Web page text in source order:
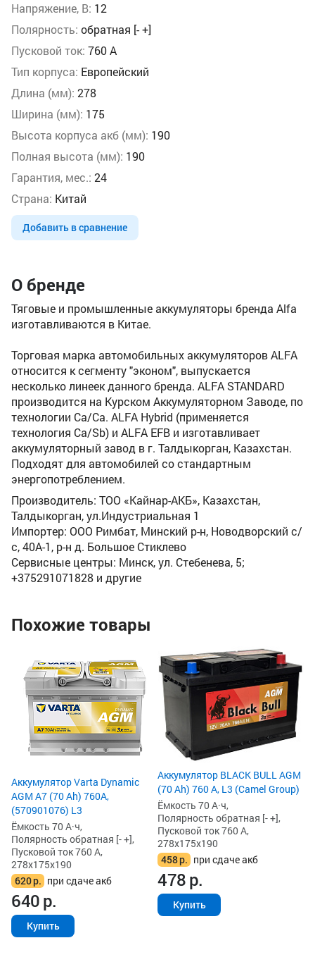
Напряжение, В: 12
Полярность: обратная [- +]
Пусковой ток: 760 А
Тип корпуса: Европейский
Длина (мм): 278
Ширина (мм): 175
Высота корпуса акб (мм): 190
Полная высота (мм): 190
Гарантия, мес.: 24
Страна: Китай
Добавить в сравнение
О бренде
Тяговые и промышленные аккумуляторы бренда Alfa
изготавливаются в Китае.
Торговая марка автомобильных аккумуляторов ALFA
относится к сегменту "эконом", выпускается
несколько линеек данного бренда. ALFA STANDARD
производится на Курском Аккумуляторном Заводе, по
технологии Ca/Ca. ALFA Hybrid (применяется
технология Ca/Sb) и ALFA EFB и изготавливает
аккумуляторный завод в г. Талдыкорган, Казахстан.
Подходят для автомобилей со стандартным
энергопотреблением.
Производитель: ТОО «Кайнар-АКБ», Казахстан,
Талдыкорган, ул.Индустриальная 1
Импортер: ООО Римбат, Минский р-н, Новодворский с/
с, 40А-1, р-н д. Большое Стиклево
Сервисные центры: Минск, ул. Стебенева, 5;
+375291071828 и другие
Похожие товары
Аккумулятор Varta Dynamic
AGM A7 (70 Ah) 760A,
(570901076) L3
Ёмкость 70 А·ч,
Полярность обратная [- +],
Пусковой ток 760 А,
278x175x190
620р. при сдаче акб
640р.
Купить
Аккумулятор BLACK BULL AGM
(70 Ah) 760 А, L3 (Camel Group)
Ёмкость 70 А·ч,
Полярность обратная [- +],
Пусковой ток 760 А,
278x175x190
458р. при сдаче акб
478р.
Купить